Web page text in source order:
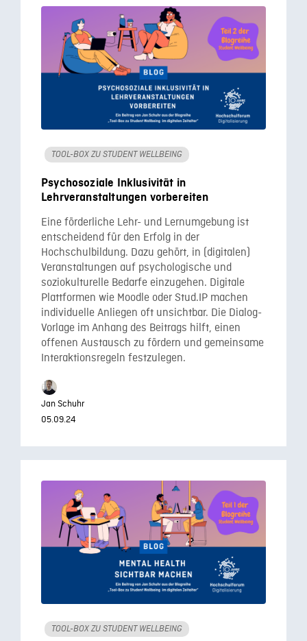
TOOL-BOX ZU STUDENT WELLBEING
Psychosoziale Inklusivität in
Lehrveranstaltungen vorbereiten
Eine förderliche Lehr- und Lernumgebung ist
entscheidend für den Erfolg in der
Hochschulbildung. Dazu gehört, in (digitalen)
Veranstaltungen auf psychologische und
soziokulturelle Bedarfe einzugehen. Digitale
Plattformen wie Moodle oder Stud.IP machen
individuelle Anliegen oft unsichtbar. Die Dialog-
Vorlage im Anhang des Beitrags hilft, einen
offenen Austausch zu fördern und gemeinsame
Interaktionsregeln festzulegen.
Jan Schuhr
05.09.24
TOOL-BOX ZU STUDENT WELLBEING